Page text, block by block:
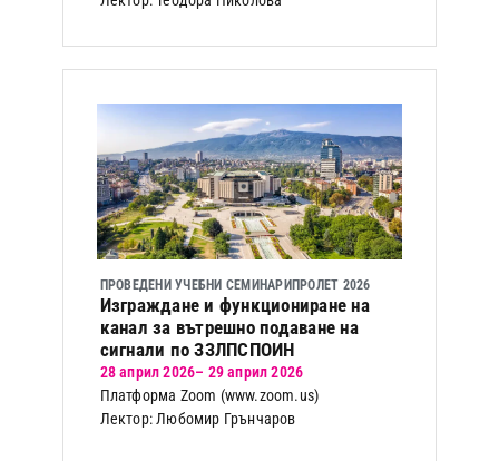
ПРОВЕДЕНИ УЧЕБНИ СЕМИНАРИПРОЛЕТ 2026
Изграждане и функциониране на
канал за вътрешно подаване на
сигнали по ЗЗЛПСПОИН
28 април 2026– 29 април 2026
Платформа Zoom (www.zoom.us)
Лектор: Любомир Грънчаров